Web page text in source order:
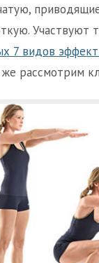
Участвуют
7 видов
рассмотрим